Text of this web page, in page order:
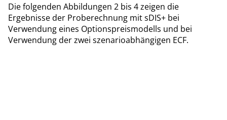
Die folgenden Abbildungen 2 bis 4 zeigen die
Ergebnisse der Proberechnung mit sDIS+ bei
Verwendung eines Optionspreismodells und bei
Verwendung der zwei szenarioabhängigen ECF.